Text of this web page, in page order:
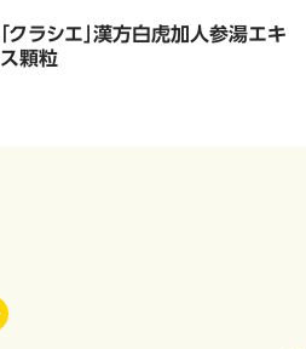
「クラシエ」漢方白虎加人参湯エキ
ス顆粒